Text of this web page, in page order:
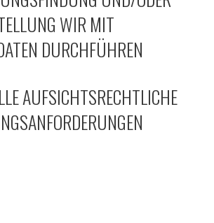
WIR MIT
DURCHFÜHREN
AUFSICHTSRECHTLICHE